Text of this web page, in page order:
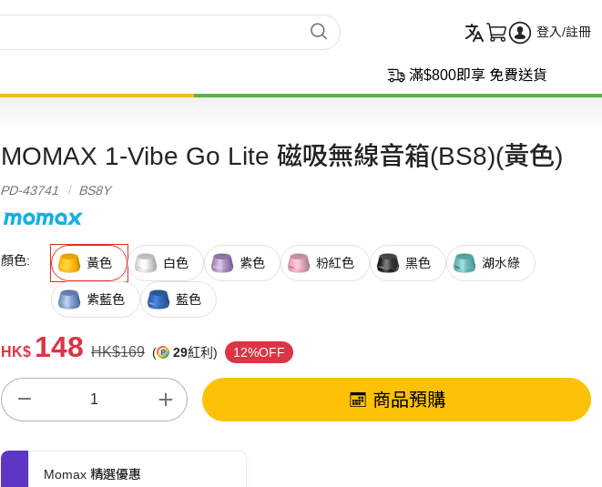
登入/註冊
滿$800即享 免費送貨
MOMAX 1-Vibe Go Lite 磁吸無線音箱(BS8)(黃色)
PD-43741 BS8Y
顏色: 黃色 白色 紫色 粉紅色 黑色 湖水綠
紫藍色 藍色
HK$ 148 HK$169 ( 29紅利) 12%OFF
商品預購
Momax 精選優惠